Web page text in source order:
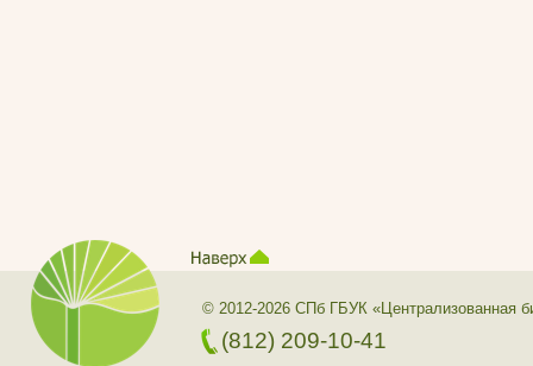
© 2012-2026 СПб ГБУК «Централизованная
(812) 209-10-41